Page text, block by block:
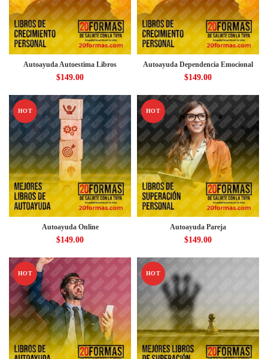
Autoayuda Autoestima Libros
$149.00
Autoayuda Dependencia Emocional
$149.00
HOT
Autoayuda Online
$149.00
HOT
Autoayuda Pareja
$149.00
HOT HOT